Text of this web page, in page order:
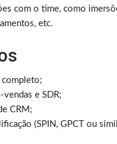
com o time, como
etc.
completo;
e SDR;
CRM;
(SPIN, GPCT ou